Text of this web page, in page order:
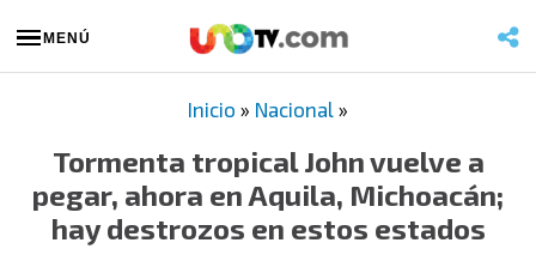
MENÚ
Inicio » Nacional »
Tormenta tropical John vuelve a
pegar, ahora en Aquila, Michoacán;
hay destrozos en estos estados